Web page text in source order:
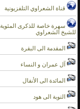
قناة الشعراوي التلفزيونية
سهرة خاصة للذكرى المئوية
للشيخ الشعراوي
المقدمة الى البقرة
آل عمران و النساء
المائدة الى الأنفال
التوبة الى هود